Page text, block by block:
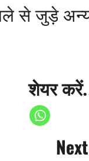
से जुड़े
शेयर